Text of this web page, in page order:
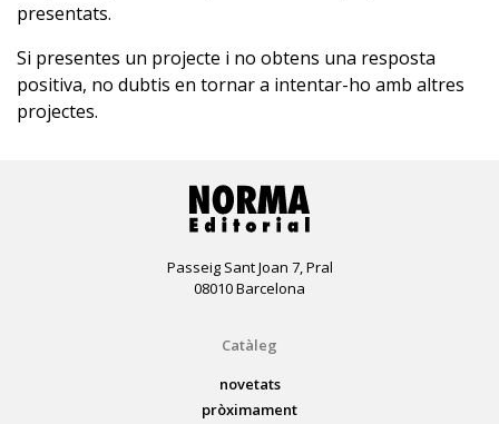
presentats.
Si presentes un projecte i no obtens una resposta
positiva, no dubtis en tornar a intentar-ho amb altres
projectes.
Passeig Sant Joan 7, Pral
08010 Barcelona
Catàleg
novetats
pròximament